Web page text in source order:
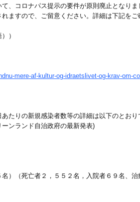
、コロナパス提示の要件が原則廃止となり
ますので、ご留意ください。詳細は下記をご
）
mere-af-kultur-og-idraetslivet-og-krav-om-
たりの新規感染者数等の詳細は以下のとお
ンランド自治政府の最新発表)
）（死亡者２，５５２名，入院者６９名、治